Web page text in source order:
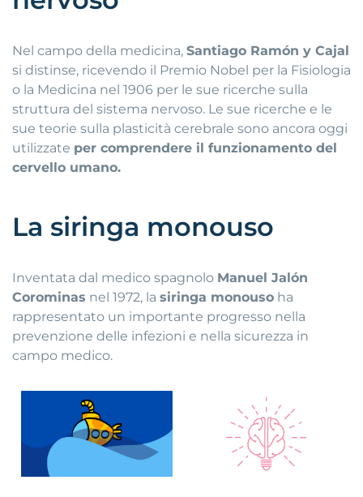
Nel campo della medicina, Santiago Ramón y Cajal
si distinse, ricevendo il Premio Nobel per la Fisiologia
o la Medicina nel 1906 per le sue ricerche sulla
struttura del sistema nervoso. Le sue ricerche e le
sue teorie sulla plasticità cerebrale sono ancora oggi
utilizzate per comprendere il funzionamento del
cervello umano.
La siringa monouso
Inventata dal medico spagnolo Manuel Jalón
Corominas nel 1972, la siringa monouso ha
rappresentato un importante progresso nella
prevenzione delle infezioni e nella sicurezza in
campo medico.